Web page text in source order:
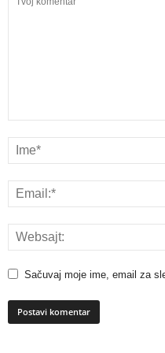
Sačuvaj moje ime, email za